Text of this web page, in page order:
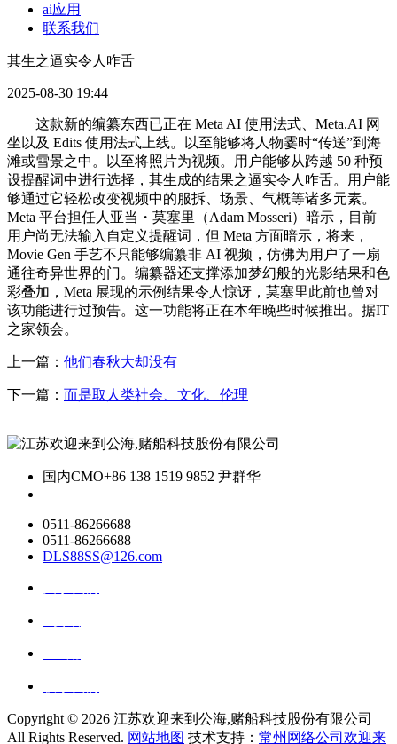
ai应用
联系我们
其生之逼实令人咋舌
2025-08-30 19:44
这款新的编纂东西已正在 Meta AI 使用法式、Meta.AI 网
坐以及 Edits 使用法式上线。以至能够将人物霎时“传送”到海
滩或雪景之中。以至将照片为视频。用户能够从跨越 50 种预
设提醒词中进行选择，其生成的结果之逼实令人咋舌。用户能
够通过它轻松改变视频中的服拆、场景、气概等诸多元素。
Meta 平台担任人亚当・莫塞里（Adam Mosseri）暗示，目前
用户尚无法输入自定义提醒词，但 Meta 方面暗示，将来，
Movie Gen 手艺不只能够编纂非 AI 视频，仿佛为用户了一扇
通往奇异世界的门。编纂器还支撑添加梦幻般的光影结果和色
彩叠加，Meta 展现的示例结果令人惊讶，莫塞里此前也曾对
该功能进行过预告。这一功能将正在本年晚些时候推出。据IT
之家领会。
上一篇： 他们春秋大却没有
下一篇： 而是取人类社会、文化、伦理
国内CMO+86 138 1519 9852 尹群华
0511-86266688
0511-86266688
DLS88SS@126.com
Copyright © 2026 江苏欢迎来到公海,赌船科技股份有限公司
All Rights Reserved. 网站地图 技术支持： 常州网络公司欢迎来